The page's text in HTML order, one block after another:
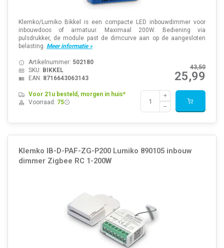
Klemko/Lumiko Bikkel is een compacte LED inbouwdimmer voor
inbouwdoos of armatuur. Maximaal 200W. Bediening via
pulsdrukker, de module past de dimcurve aan op de aangesloten
belasting. Meer informatie »
43,50
25,99
Artikelnummer: 502180
SKU: BIKKEL
EAN: 8716643063143
Voor 21u besteld, morgen in huis*
Voorraad: 75
Klemko IB-D-PAF-ZG-P200 Lumiko 890105 inbouw
dimmer Zigbee RC 1-200W